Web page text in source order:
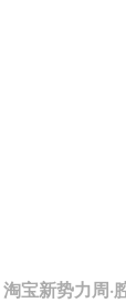
淘宝新势力周·